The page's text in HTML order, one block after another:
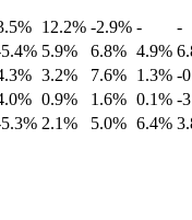
12.2% -2.9% -
-
5.9% 6.8% 4.9%
3.2% 7.6% 1.3% -
0.9% 1.6% 0.1% -
2.1% 5.0% 6.4%